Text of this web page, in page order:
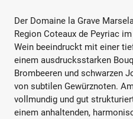
Der Domaine la Grave
Region Coteaux de Peyriac
Wein beeindruckt mit einer
einem ausdrucksstarken
Brombeeren und schwarzen
von subtilen Gewürznoten.
vollmundig und gut
einem anhaltenden,